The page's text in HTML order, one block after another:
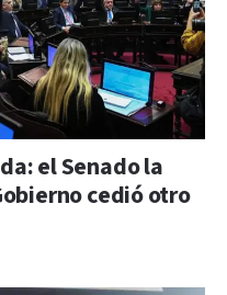
el Senado la
cedió otro